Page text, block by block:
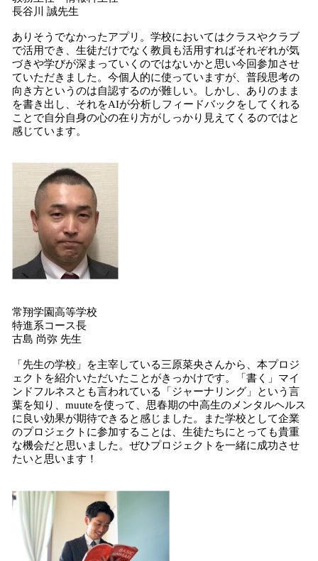
長谷川 誠先生
ありそうでなかったアプリ。学校においてはクラスやクラブ
で活用でき、生徒だけでなく教員も活用すればそれぞれが気
づきや学びが深まっていくのではないかと思い今回参加させ
ていただきました。今個人的に使っていますが、普段思考の
向き方というのは自認するのが難しい。しかし、ありのまま
を書き出し、それをAIが分析しフィードバックをしてくれる
ことで自分自身の心の在り方がしっかり見えてくるのではと
感じています。
常翔学園高等学校
特進系コース長
古島 尚弥 先生
「先生の学校」を主宰している三原菜央さんから、本プロジ
ェクトを紹介いただいたことがきっかけです。「書く」マイ
ンドフルネスとも言われている「ジャーナリング」という言
葉を知り、muuteを使って、思春期の中高生のメンタルヘルス
に良い効果が期待できると感じました。また学校として企業
のプロジェクトに参加することは、生徒たちにとっても貴重
な機会だと思いました。ぜひプロジェクトを一緒に成功させ
たいと思います！